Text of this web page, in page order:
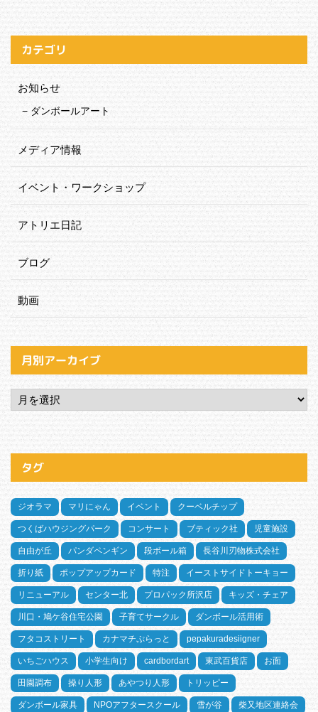
カテゴリ
お知らせ
ダンボールアート
メディア情報
イベント・ワークショップ
アトリエ日記
ブログ
動画
月別アーカイブ
タグ
ジオラマ マリにゃん イベント クーベルチップ
つくばハウジングパーク コンサート ブティック社 児童施設
自由が丘 パンダペンギン 段ボール箱 長谷川刃物株式会社
折り紙 ポップアップカード 特注 イーストサイドトーキョー
リニューアル センター北 プロパック所沢店 キッズ・チェア
川口・鳩ケ谷住宅公園 子育てサークル ダンボール活用術
フタコストリート カナマチぷらっと pepakuradesiigner
いちごハウス 小学生向け cardbordart 東武百貨店 お面
田園調布 操り人形 あやつり人形 トリッピー
ダンボール家具 NPOアフタースクール 雪が谷 柴又地区連絡会